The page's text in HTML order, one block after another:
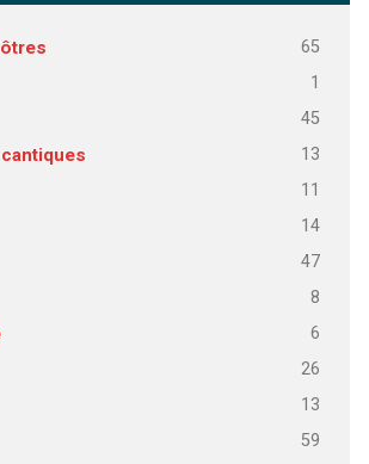
65
1
45
13
11
14
47
8
6
26
13
59